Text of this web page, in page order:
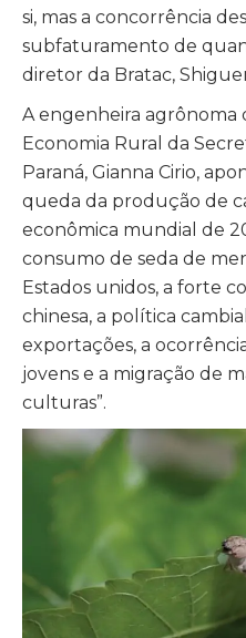
si, mas a concorrência
subfaturamento de
diretor da Bratac,
A engenheira
Economia Rural da
Paraná, Gianna Cirio,
queda da produção de
econômica mundial de
consumo de seda de
Estados unidos, a forte
chinesa, a política
exportações, a
jovens e a migração de
culturas”.